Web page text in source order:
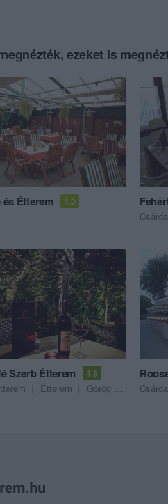
ezeket is
Étterem 4.0
Csárda
Szerb Étterem 4.8
Étterem Görög Étterem Csárda